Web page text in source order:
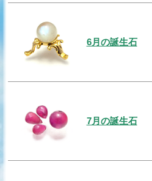
6月の誕生石
7月の誕生石